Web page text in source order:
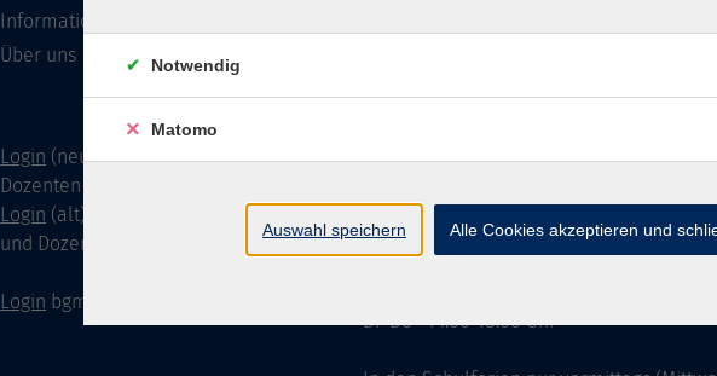
Informationen
Über uns
Login (neu) für Dozentinnen und
Dozenten
Login (alt) für Dozentinnen
und Dozenten
Login bgm-cloud
85435 ErdingGoogleMaps®
Servicezeiten
allgemein:
Di+Do 14:00-18:00 Uhr
Notwendig
Matomo
Auswahl speichern Alle Cookies akzeptieren und